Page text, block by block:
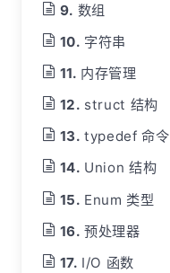
数组
字符串
内存管理
struct 结构
typedef 命令
Union 结构
Enum 类型
预处理器
I/O 函数